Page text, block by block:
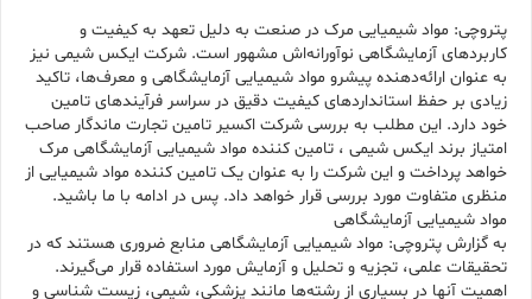
پتروچی: مواد شیمیایی مرک در صنعت به دلیل تعهد به کیفیت و
کاربردهای آزمایشگاهی نوآورانه‌اش مشهور است. شرکت ایکس شیمی نیز
به عنوان ارائه‌دهنده پیشرو مواد شیمیایی آزمایشگاهی و معرف‌ها، تاکید
زیادی بر حفظ استانداردهای کیفیت دقیق در سراسر فرآیندهای تامین
خود دارد. این مطلب به بررسی شرکت اکسیر تامین تجارت ماندگار صاحب
امتیاز برند ایکس شیمی ، تامین کننده مواد شیمیایی آزمایشگاهی مرک
خواهد پرداخت و این شرکت را به عنوان یک تامین کننده مواد شیمیایی از
منظری متفاوت مورد بررسی قرار خواهد داد. پس در ادامه با ما باشید.
مواد شیمیایی آزمایشگاهی
به گزارش پتروچی: مواد شیمیایی آزمایشگاهی منابع ضروری هستند که در
تحقیقات علمی، تجزیه و تحلیل و آزمایش مورد استفاده قرار می‌گیرند.
اهمیت آنها در بسیاری از رشته‌ها مانند پزشکی، شیمی، زیست شناسی و